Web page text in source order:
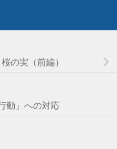
の実（前編）
」への対応